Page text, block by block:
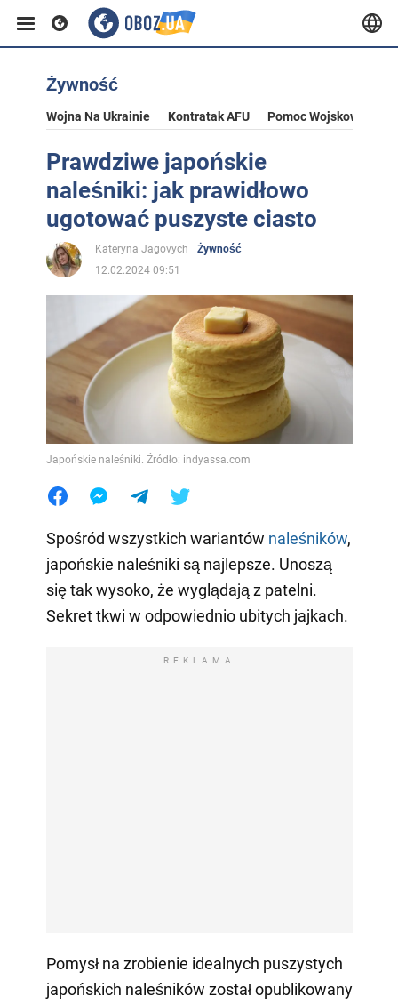
Żywność
Wojna Na Ukrainie Kontratak AFU Pomoc Wojskowa Dla
Prawdziwe japońskie
naleśniki: jak prawidłowo
ugotować puszyste ciasto
Kateryna Jagovych
Żywność
12.02.2024 09:51
Japońskie naleśniki. Źródło: indyassa.com
Spośród wszystkich wariantów naleśników,
japońskie naleśniki są najlepsze. Unoszą
się tak wysoko, że wyglądają z patelni.
Sekret tkwi w odpowiednio ubitych jajkach.
REKLAMA
Pomysł na zrobienie idealnych puszystych
japońskich naleśników został opublikowany